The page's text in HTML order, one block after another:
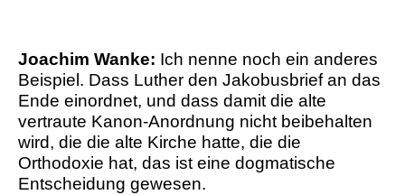
Joachim Wanke: Ich nenne noch ein anderes
Beispiel. Dass Luther den Jakobusbrief an das
Ende einordnet, und dass damit die alte
vertraute Kanon-Anordnung nicht beibehalten
wird, die die alte Kirche hatte, die die
Orthodoxie hat, das ist eine dogmatische
Entscheidung gewesen.